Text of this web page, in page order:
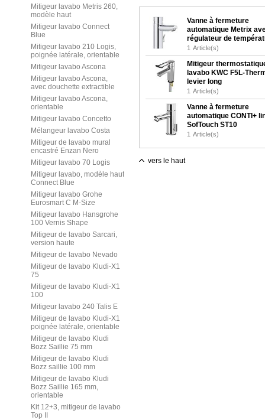
Mitigeur lavabo Metris 260,
modèle haut
Mitigeur lavabo Connect
Blue
Mitigeur lavabo 210 Logis,
poignée latérale, orientable
Mitigeur lavabo Ascona
Mitigeur lavabo Ascona,
avec douchette extractible
Mitigeur lavabo Ascona,
orientable
Mitigeur lavabo Concetto
Mélangeur lavabo Costa
Mitigeur de lavabo mural
encastré Enzan Nero
Mitigeur lavabo 70 Logis
Mitigeur lavabo, modèle haut
Connect Blue
Mitigeur lavabo Grohe
Eurosmart C M-Size
Mitigeur lavabo Hansgrohe
100 Vernis Shape
Mitigeur de lavabo Sarcari,
version haute
Mitigeur de lavabo Nevado
Mitigeur de lavabo Kludi-X1
75
Mitigeur de lavabo Kludi-X1
100
Mitigeur lavabo 240 Talis E
Mitigeur de lavabo Kludi-X1
poignée latérale, orientable
Mitigeur de lavabo Kludi
Bozz Saillie 75 mm
Mitigeur de lavabo Kludi
Bozz saillie 100 mm
Mitigeur de lavabo Kludi
Bozz Saillie 165 mm,
orientable
Kit 12+3, mitigeur de lavabo
Top II
Vanne à fermeture
automatique Metrix
régulateur de
1 Article(s)
Mitigeur
lavabo KWC F5L-
levier long
1 Article(s)
Vanne à fermeture
automatique CONTI+
SofTouch ST10
1 Article(s)
vers le haut